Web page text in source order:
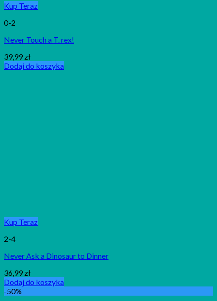
Kup Teraz
0-2
Never Touch a T. rex!
39,99 zł
Dodaj do koszyka
Kup Teraz
2-4
Never Ask a Dinosaur to Dinner
36,99 zł
Dodaj do koszyka
-50%